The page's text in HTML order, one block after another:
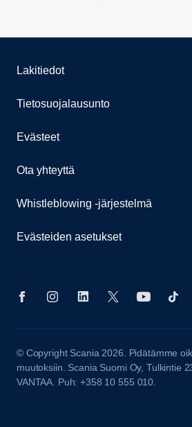
Lakitiedot
Tietosuojalausunto
Evästeet
Ota yhteyttä
Whistleblowing -järjestelmä
Evästeiden asetukset
© Copyright Scania 2026. Pidätämme
muutoksiin. Scania Suomi Oy, Tulkintie
VANTAA. Puh: +358 10 555 010.